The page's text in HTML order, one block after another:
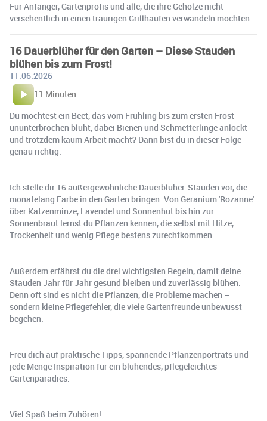
Für Anfänger, Gartenprofis und alle, die ihre Gehölze nicht
versehentlich in einen traurigen Grillhaufen verwandeln möchten.
16 Dauerblüher für den Garten – Diese Stauden
blühen bis zum Frost!
11.06.2026
11 Minuten
Du möchtest ein Beet, das vom Frühling bis zum ersten Frost
ununterbrochen blüht, dabei Bienen und Schmetterlinge anlockt
und trotzdem kaum Arbeit macht? Dann bist du in dieser Folge
genau richtig.
Ich stelle dir 16 außergewöhnliche Dauerblüher-Stauden vor, die
monatelang Farbe in den Garten bringen. Von Geranium 'Rozanne'
über Katzenminze, Lavendel und Sonnenhut bis hin zur
Sonnenbraut lernst du Pflanzen kennen, die selbst mit Hitze,
Trockenheit und wenig Pflege bestens zurechtkommen.
Außerdem erfährst du die drei wichtigsten Regeln, damit deine
Stauden Jahr für Jahr gesund bleiben und zuverlässig blühen.
Denn oft sind es nicht die Pflanzen, die Probleme machen –
sondern kleine Pflegefehler, die viele Gartenfreunde unbewusst
begehen.
Freu dich auf praktische Tipps, spannende Pflanzenporträts und
jede Menge Inspiration für ein blühendes, pflegeleichtes
Gartenparadies.
Viel Spaß beim Zuhören!